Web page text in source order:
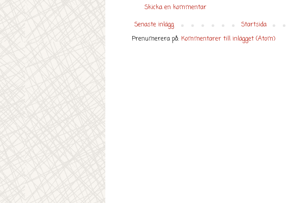
Skicka en kommentar
Senaste inlägg
Startsida
Prenumerera på: Kommentarer till inlägget (Atom)